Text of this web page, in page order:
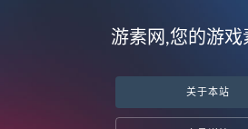
游素网,您的游戏
关于本站